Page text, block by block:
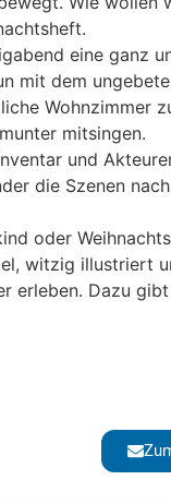
eine ganz
mit dem
Wohnzimmer
mitsingen.
und
die Szenen
oder
witzig illustriert
erleben. Dazu